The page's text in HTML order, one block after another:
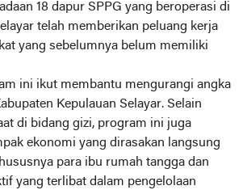
18 dapur SPPG yang beroperasi di
telah memberikan peluang kerja
yang sebelumnya belum memiliki
ini ikut membantu mengurangi angka
Kepulauan Selayar. Selain
di bidang gizi, program ini juga
ekonomi yang dirasakan langsung
para ibu rumah tangga dan
yang terlibat dalam pengelolaan